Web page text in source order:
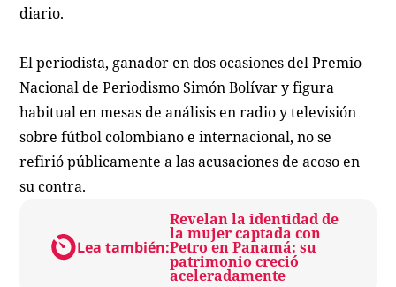
diario.
El periodista, ganador en dos ocasiones del Premio
Nacional de Periodismo Simón Bolívar y figura
habitual en mesas de análisis en radio y televisión
sobre fútbol colombiano e internacional, no se
refirió públicamente a las acusaciones de acoso en
su contra.
Lea también:
Revelan la identidad de
la mujer captada con
Petro en Panamá: su
patrimonio creció
aceleradamente